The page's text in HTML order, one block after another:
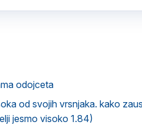
odojceta
od svojih vrsnjaka. kako
jesmo visoko 1.84)